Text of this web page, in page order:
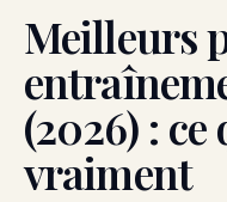
Meilleurs
(2026) :
vraiment